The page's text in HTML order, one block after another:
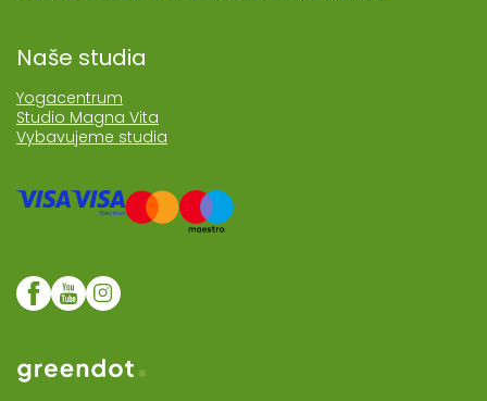
Naše studia
Yogacentrum
Studio Magna Vita
Vybavujeme studia
Web realozoval Greendot